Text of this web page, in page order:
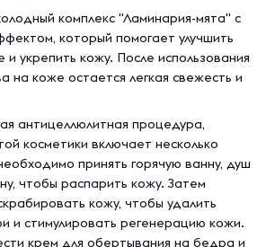
комплекс "Ламинария-мята" с
который помогает улучшить
укрепить кожу. После использования
на коже остается легкая свежесть и
антицеллюлитная процедура,
косметики включает несколько
принять горячую ванну, душ
чтобы распарить кожу. Затем
кожу, чтобы удалить
и стимулировать регенерацию кожи.
крем для обертывания на бедра и